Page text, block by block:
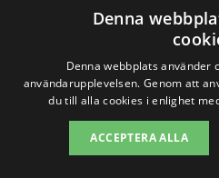
Denna
Denna webbplats använder
användarupplevelsen. Genom att
du till alla cookies i enlighet
ACCEPTERA ALLA